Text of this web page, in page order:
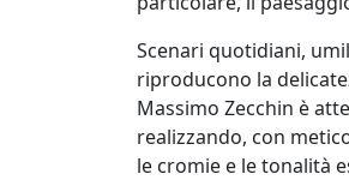
Rikkardo
Brunetti
Nilo
Cabai
Scenari quotidiani,
riproducono la
Massimo Zecchin è
realizzando, con
le cromie e le tonalità